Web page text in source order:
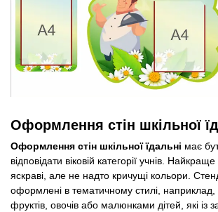
Оформлення стін шкільної
Оформлення стін шкільної їдальні має
відповідати віковій категорії учнів.
яскраві, але не надто кричущі кольори.
оформлені в тематичному стилі, наприклад,
фруктів, овочів або малюнками дітей, які із